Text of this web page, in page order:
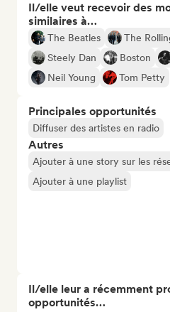
Il/elle veut recevoir des
similaires à…
The Beatles The
Steely Dan
Boston
Neil Young
Tom Petty
Principales opportunités
Diffuser des artistes en radio
Autres
Ajouter à une story sur les
Ajouter à une playlist
Il/elle leur a récemment
opportunités…